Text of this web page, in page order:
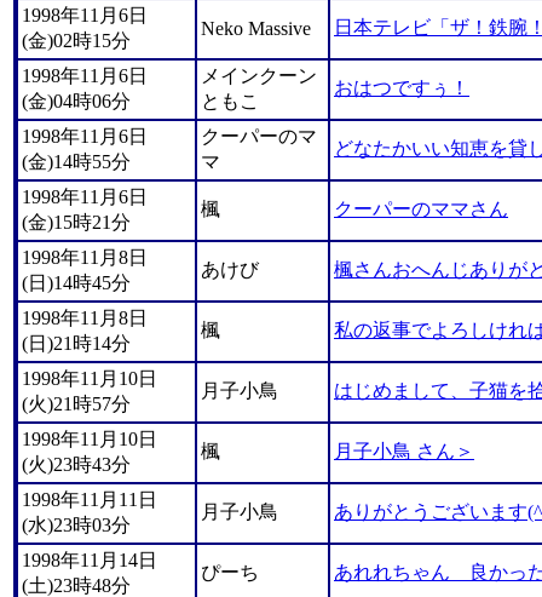
1998年11月6日
(金)02時15分
Neko Massive 日本テレビ「ザ！鉄腕
1998年11月6日
(金)04時06分
メインクーン
ともこ
おはつですぅ！
1998年11月6日
(金)14時55分
クーパーのマ
マ
どなたかいい知恵を貸
1998年11月6日
(金)15時21分
楓 クーパーのママさん
1998年11月8日
(日)14時45分
あけび 楓さんおへんじありが
1998年11月8日
(日)21時14分
楓 私の返事でよろしけれ
1998年11月10日
(火)21時57分
月子小鳥 はじめまして、子猫を
1998年11月10日
(火)23時43分
楓 月子小鳥 さん＞
1998年11月11日
(水)23時03分
月子小鳥 ありがとうございます
1998年11月14日
(土)23時48分
ぴーち あれれちゃん 良かっ